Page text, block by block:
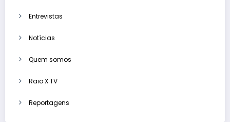
Entrevistas
Notícias
Quem somos
Raio X TV
Reportagens